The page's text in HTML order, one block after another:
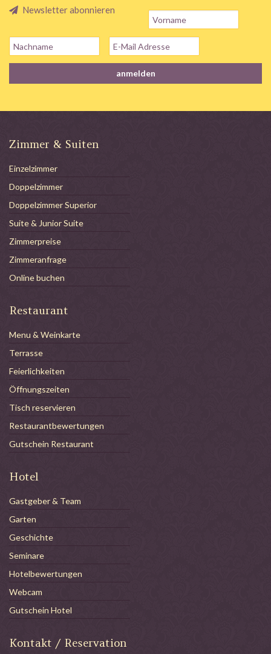
Newsletter abonnieren
Zimmer & Suiten
Einzelzimmer
Doppelzimmer
Doppelzimmer Superior
Suite & Junior Suite
Zimmerpreise
Zimmeranfrage
Online buchen
Restaurant
Menu & Weinkarte
Terrasse
Feierlichkeiten
Öffnungszeiten
Tisch reservieren
Restaurantbewertungen
Gutschein Restaurant
Hotel
Gastgeber & Team
Garten
Geschichte
Seminare
Hotelbewertungen
Webcam
Gutschein Hotel
Kontakt / Reservation